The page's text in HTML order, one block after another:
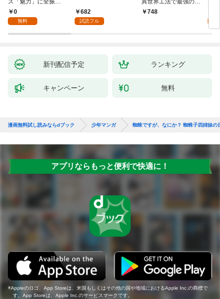
ス「魅力」に全振
り！？(1)
0
無料
682
試読フル
異世界工法で最強の家
づくりを（コミック）
748
兆
る
新刊配信予定 ランキング
キャンペーン 無料
漫画無料試し読みならdブック 少年マンガ 蜘蛛ですが、なにか？ 蜘蛛子四姉妹の
アプリならもっと便利で快適に！
Appleのロゴ、App Storeは、米国もしくはその他の国や地域におけるApple Inc.の商標で
す。App Storeは、Apple Inc.のサービスマークです。